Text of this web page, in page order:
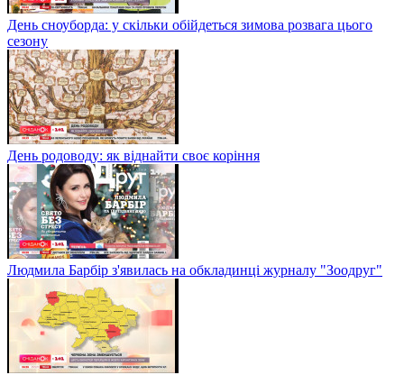
День сноуборда: у скільки обійдеться зимова розвага цього
сезону
День родоводу: як віднайти своє коріння
Людмила Барбір з'явилась на обкладинці журналу "Зоодруг"